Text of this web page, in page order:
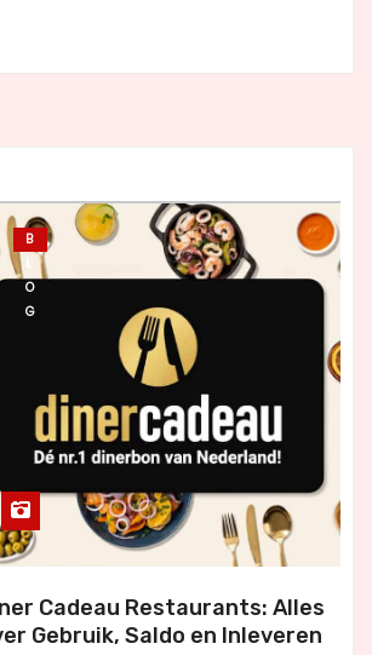
B
L
O
G
Cadeau Restaurants: Alles
Gebruik, Saldo en Inleveren